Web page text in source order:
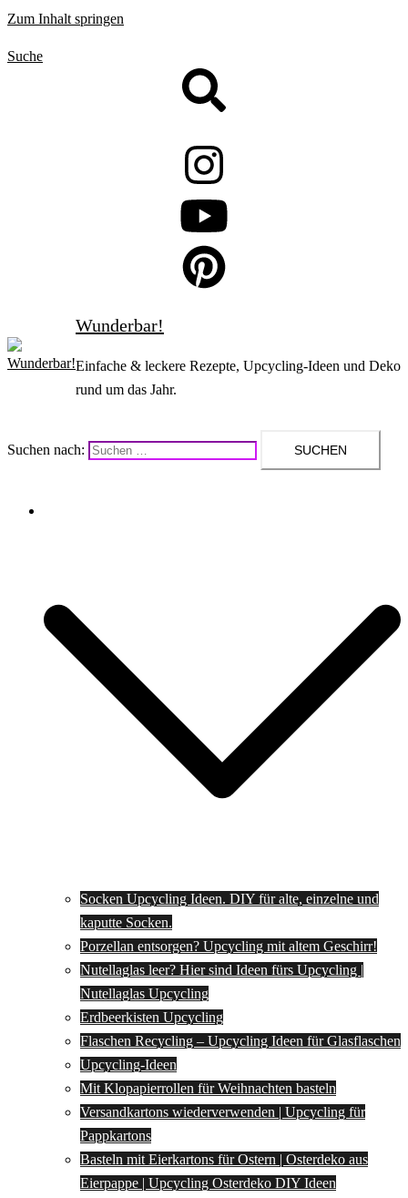
Zum Inhalt springen
Suche
Wunderbar!
Einfache & leckere Rezepte, Upcycling-Ideen und Deko
rund um das Jahr.
Suchen nach:
Socken Upcycling Ideen. DIY für alte, einzelne und
kaputte Socken.
Porzellan entsorgen? Upcycling mit altem Geschirr!
Nutellaglas leer? Hier sind Ideen fürs Upcycling |
Nutellaglas Upcycling
Erdbeerkisten Upcycling
Flaschen Recycling – Upcycling Ideen für Glasflaschen
Upcycling-Ideen
Mit Klopapierrollen für Weihnachten basteln
Versandkartons wiederverwenden | Upcycling für
Pappkartons
Basteln mit Eierkartons für Ostern | Osterdeko aus
Eierpappe | Upcycling Osterdeko DIY Ideen